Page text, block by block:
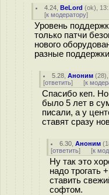
4.24 ,BeLord (ok),
[к модератору]
Уровень
только патчи
нового
разные
5.28 ,Аноним (28
[ответить] [к
Спасибо кеп.
было 5 лет в
писали, а у
ставят сразу
6.30 ,Аноним (
[ответить] [к
Ну так это
надо трогать
ставить
софтом.